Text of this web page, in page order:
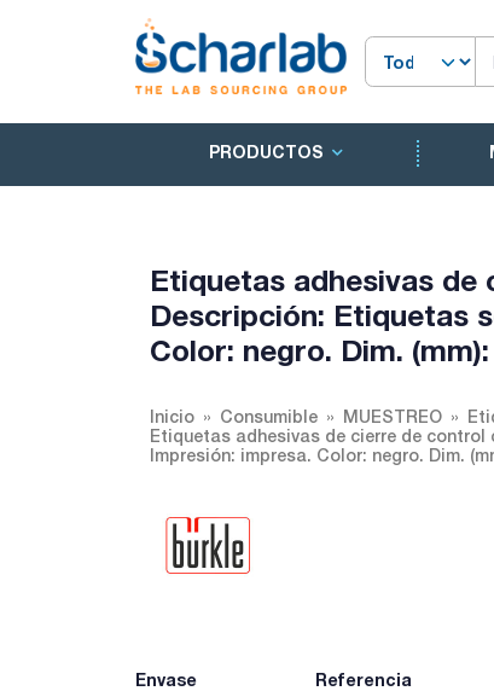
PRODUCTOS
Etiquetas adhesivas
Descripción: Etiquetas
Color: negro. Dim.
Inicio Consumible MUESTREO
Etiquetas adhesivas de cierre de
Impresión: impresa. Color: negro. Dim.
Envase Referencia